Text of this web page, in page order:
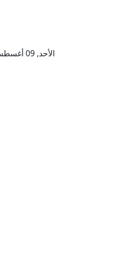
الأحد, 09 أغسطس 2026 – 26 صفر 1448 هـ